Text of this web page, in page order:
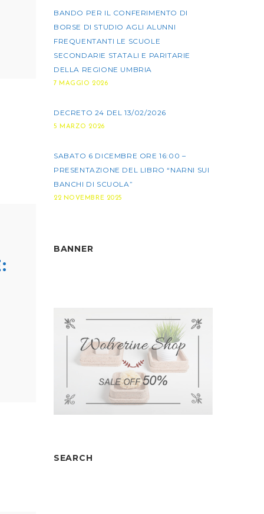
BANDO PER IL CONFERIMENTO DI
BORSE DI STUDIO AGLI ALUNNI
FREQUENTANTI LE SCUOLE
SECONDARIE STATALI E PARITARIE
DELLA REGIONE UMBRIA
7 MAGGIO 2026
DECRETO 24 DEL 13/02/2026
5 MARZO 2026
SABATO 6 DICEMBRE ORE 16:00 –
PRESENTAZIONE DEL LIBRO “NARNI SUI
BANCHI DI SCUOLA”
22 NOVEMBRE 2025
BANNER
SEARCH